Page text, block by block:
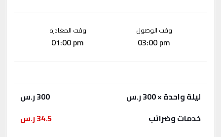
وقت الوصول
03:00 pm
وقت المغادرة
01:00 pm
ليلة واحدة× 300 ر.س 300ر.س
خدمات وضرائب
34.5ر.س